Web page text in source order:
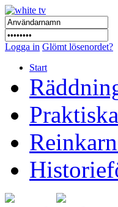
Logga in Glömt lösenordet?
Start